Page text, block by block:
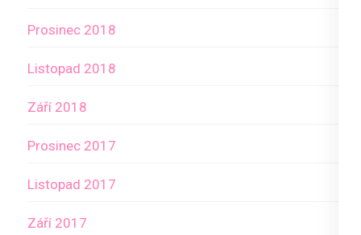
Prosinec 2018
Listopad 2018
Září 2018
Prosinec 2017
Listopad 2017
Září 2017